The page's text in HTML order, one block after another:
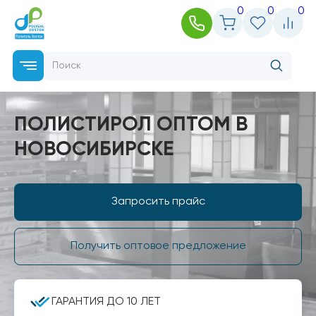
0 0 0
ПОЛИСТИРОЛ ОПТОМ В
НОВОСИБИРСКЕ
Запросить прайс
Получить оптовое предложение
ГАРАНТИЯ ДО 10 ЛЕТ